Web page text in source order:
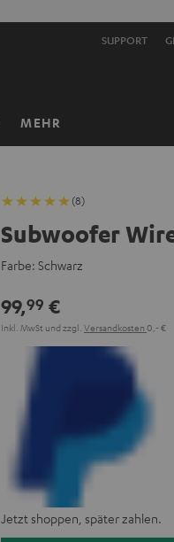
SUPPORT
MEHR
(8)
Subwoofer
Farbe: Schwarz
99,99 €
Inkl. MwSt und zzgl. Versandkosten 0,‐ €
Jetzt shoppen, später zahlen.